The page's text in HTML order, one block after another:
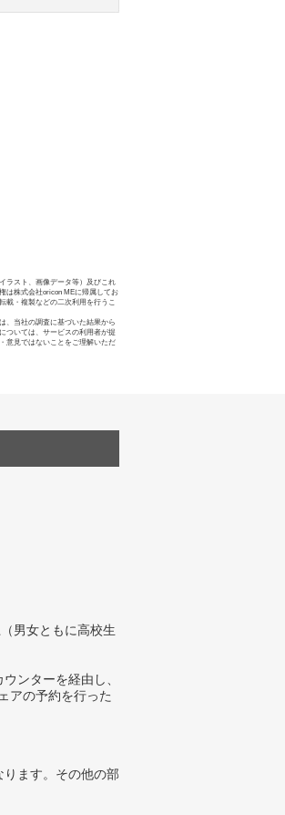
ラスト、画像データ等）及びこれ
は株式会社oricon MEに帰属してお
載・複製などの二次利用を行うこ
、当社の調査に基づいた結果から
ついては、サービスの利用者が提
意見ではないことをご理解いただ
男女ともに高校生
ンターを経由し、
アの予約を行った
ます。その他の部